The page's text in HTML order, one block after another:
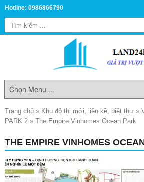
Hotline: 0986866790
Trang chủ » Khu đô thị mới, liền kề, biệt thự »
PARK 2 » The Empire Vinhomes Ocean Park
THE EMPIRE VINHOMES